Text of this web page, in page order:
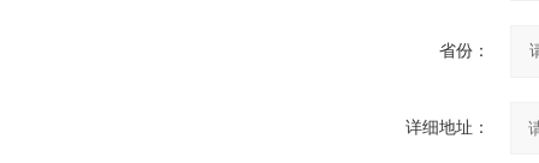
省份：
详细地址：